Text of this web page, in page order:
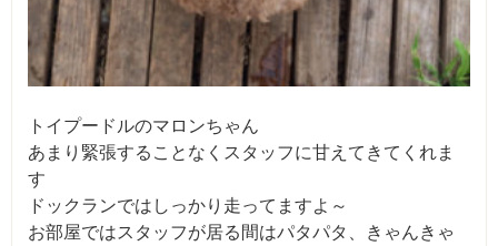
トイプードルのマロンちゃん
あまり緊張することなくスタッフに甘えてきてくれま
す
ドックランではしっかり走ってますよ～
お部屋ではスタッフが居る間はパタパタ、きゃんきゃ